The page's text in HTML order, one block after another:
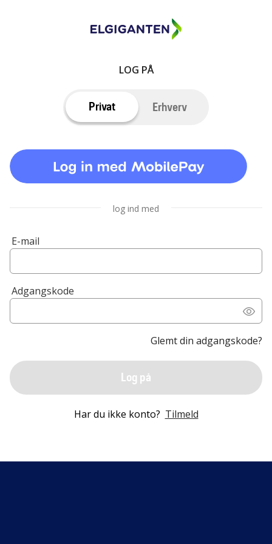
LOG PÅ
Privat Erhverv
log ind med
E-mail
Adgangskode
Glemt din adgangskode?
Log på
Har du ikke konto? Tilmeld